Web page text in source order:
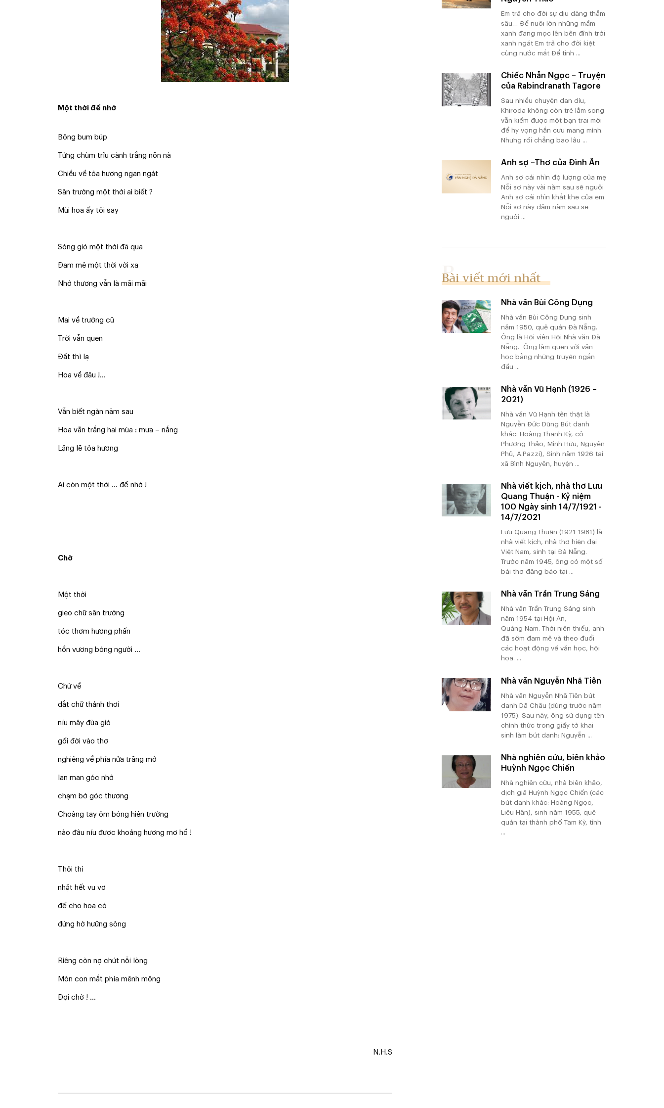
Một thời để nhớ
Bông bum búp
Từng chùm trĩu cành trắng nõn nà
Chiều về tỏa hương ngan ngát
Sân trường một thời ai biết ?
Mùi hoa ấy tôi say
Sóng gió một thời đã qua
Đam mê một thời vời xa
Nhớ thương vẫn là mãi mãi
Mai về trường cũ
Trời vẫn quen
Đất thì lạ
Hoa về đâu !...
Vẫn biết ngàn năm sau
Hoa vẫn trắng hai mùa : mưa – nắng
Lặng lẽ tỏa hương
Ai còn một thời … để nhớ !
Chờ
Một thời
gieo chữ sân trường
tóc thơm hương phấn
hồn vương bóng người …
Chừ về
dắt chữ thảnh thơi
níu mây đùa gió
gối đời vào thơ
nghiêng về phía nửa trăng mờ
lan man góc nhớ
chạm bờ góc thương
Choàng tay ôm bóng hiên trường
nào đâu níu được khoảng hương mơ hồ !
Thôi thì
nhặt hết vu vơ
để cho hoa cỏ
đừng hờ hưững sông
Riêng còn nợ chút nỗi lòng
Mòn con mắt phía mênh mông
Đợi chờ ! …
N.H.S
Em trả cho đời sự dịu dàng thẳm
sâu… Để nuôi lớn những mầm
xanh đang mọc lên bên đỉnh trời
xanh ngát Em trả cho đời kiệt
cùng nước mắt Để tinh ...
Chiếc Nhẫn Ngọc – Truyện
của Rabindranath Tagore
Sau nhiều chuyện dan díu,
Khiroda không còn trẻ lắm song
vẫn kiếm được một bạn trai mới
để hy vọng hắn cưu mang mình.
Nhưng rồi chẳng bao lâu ...
Anh sợ –Thơ của Đình Ân
Anh sợ cái nhìn độ lượng của mẹ
Nỗi sợ này vài năm sau sẽ nguôi
Anh sợ cái nhìn khắt khe của em
Nỗi sợ này dăm năm sau sẽ
nguôi ...
Bài viết mới nhất
Nhà văn Bùi Công Dụng
Nhà văn Bùi Công Dụng sinh
năm 1950, quê quán Đà Nẵng.
Ông là Hội viên Hội Nhà văn Đà
Nẵng. Ông làm quen với văn
học bằng những truyện ngắn
đầu ...
Nhà văn Vũ Hạnh (1926 –
2021)
Nhà văn Vũ Hạnh tên thật là
Nguyễn Đức Dũng Bút danh
khác: Hoàng Thanh Kỳ, cô
Phương Thảo, Minh Hữu, Nguyên
Phủ, A.Pazzi), Sinh năm 1926 tại
xã Bình Nguyên, huyện ...
Nhà viết kịch, nhà thơ Lưu
Quang Thuận - Kỷ niệm
100 Ngày sinh 14/7/1921 -
14/7/2021
Lưu Quang Thuận (1921-1981) là
nhà viết kịch, nhà thơ hiện đại
Việt Nam, sinh tại Đà Nẵng.
Trước năm 1945, ông có một số
bài thơ đăng báo tại ...
Nhà văn Trần Trung Sáng
Nhà văn Trần Trung Sáng sinh
năm 1954 tại Hội An,
Quảng Nam. Thời niên thiếu, anh
đã sớm đam mê và theo đuổi
các hoạt động về văn học, hội
họa. ...
Nhà văn Nguyễn Nhã Tiên
Nhà văn Nguyễn Nhã Tiên bút
danh Dã Châu (dùng trước năm
1975). Sau này, ông sử dụng tên
chính thức trong giấy tờ khai
sinh làm bút danh: Nguyễn ...
Nhà nghiên cứu, biên khảo
Huỳnh Ngọc Chiến
Nhà nghiên cứu, nhà biên khảo,
dịch giả Huỳnh Ngọc Chiến (các
bút danh khác: Hoàng Ngọc,
Liêu Hân), sinh năm 1955, quê
quán tại thành phố Tam Kỳ, tỉnh
...